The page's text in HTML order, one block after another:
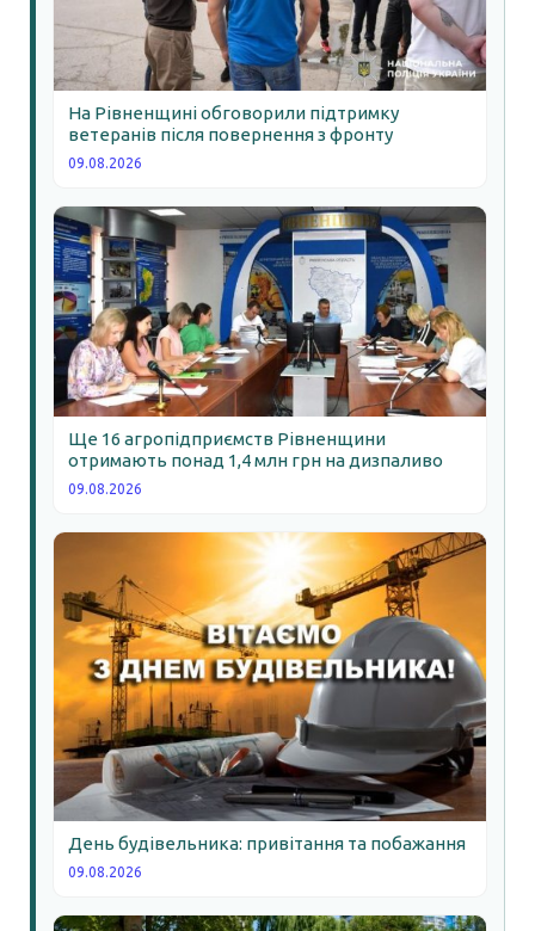
На Рівненщині обговорили підтримку
ветеранів після повернення з фронту
09.08.2026
Ще 16 агропідприємств Рівненщини
отримають понад 1,4 млн грн на дизпаливо
09.08.2026
День будівельника: привітання та побажання
09.08.2026